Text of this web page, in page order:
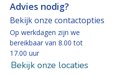
Advies nodig?
Bekijk onze contactopties
Op werkdagen zijn we
bereikbaar van 8.00 tot
17.00 uur
Bekijk onze locaties